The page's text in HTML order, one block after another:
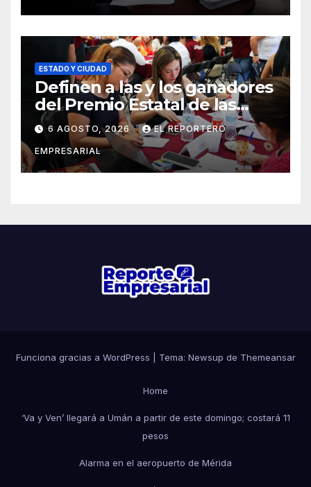
ESTADO Y CIUDAD
Definen a las y los ganadores
del Premio Estatal de las
Juventudes 2026
6 AGOSTO, 2026 EL REPORTERO
EMPRESARIAL
Funciona gracias a WordPress Tema: Newsup de Themeansar
Home
‘Va y Ven’ llegará a Umán a partir de este domingo; costará 11
pesos
Alarma en el aeropuerto de Mérida